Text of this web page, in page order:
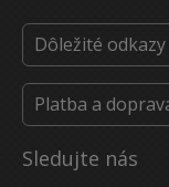
Dôležité odkazy
Platba a
Sledujte nás